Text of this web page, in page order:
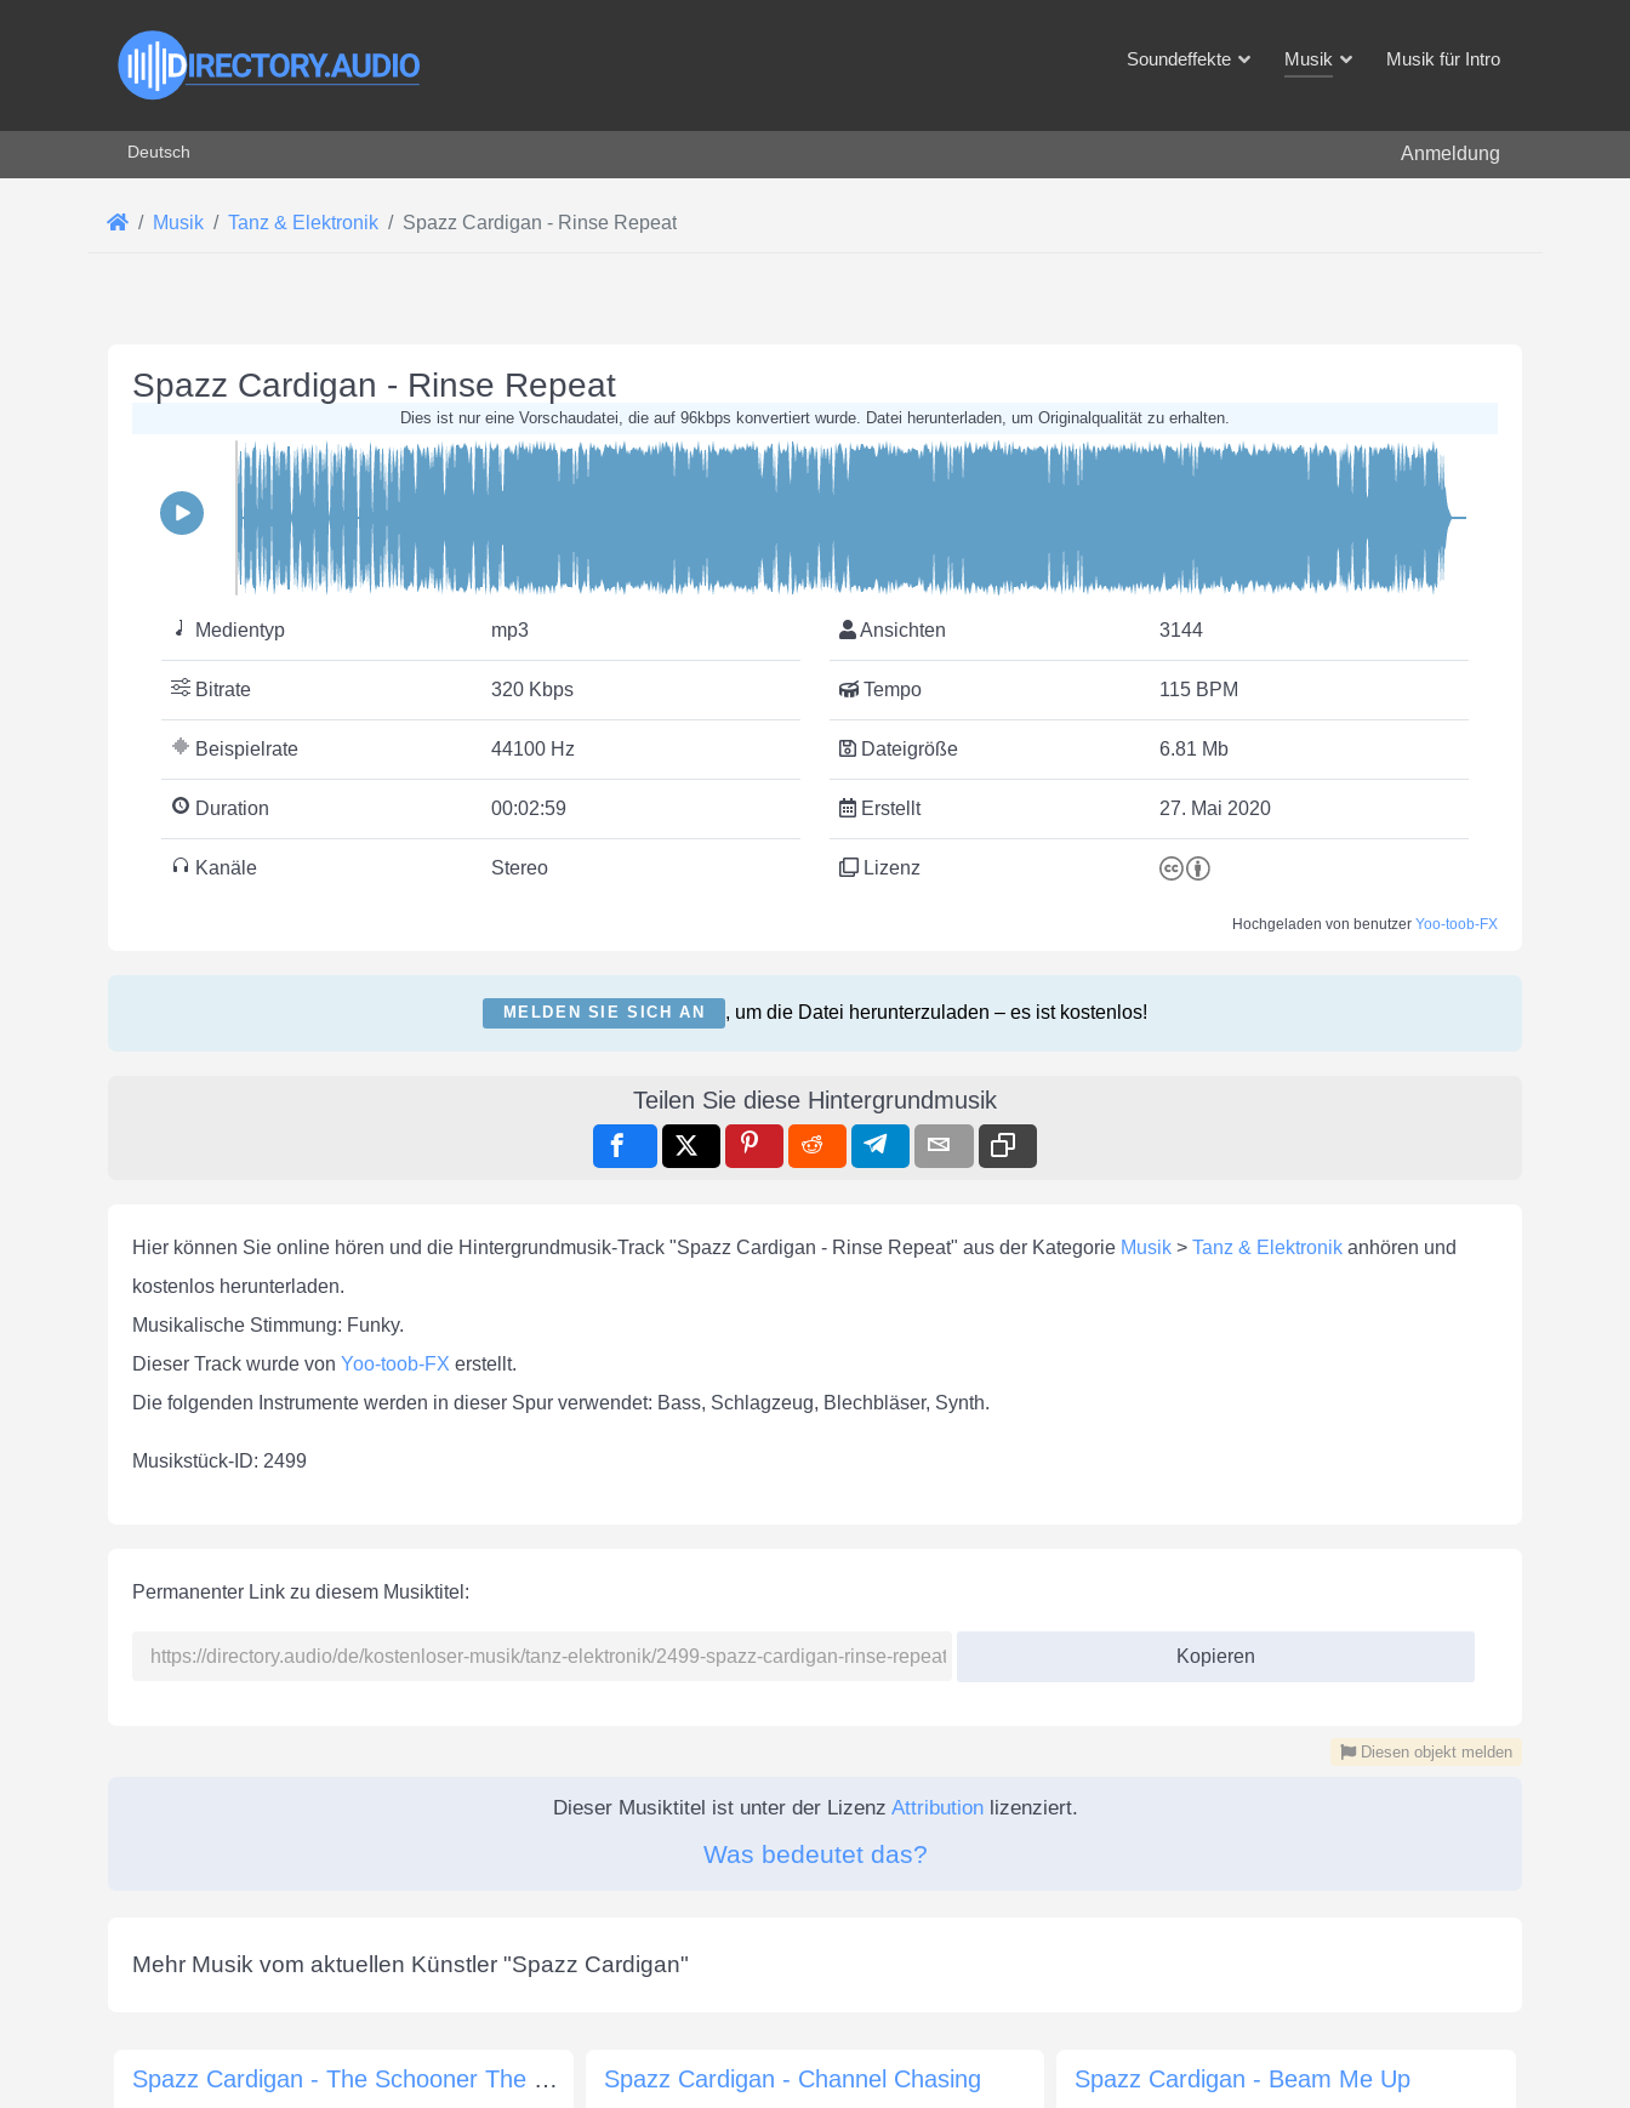
Soundeffekte Musik Musik für Intro
Sprache auswählen
Deutsch Anmeldung
Musik Tanz & Elektronik Spazz Cardigan - Rinse Repeat
Spazz Cardigan - Rinse Repeat
Dies ist nur eine Vorschaudatei, die auf 96kbps konvertiert wurde. Datei herunterladen, um Originalqualität zu erhalten.
Medientyp mp3
Bitrate 320 Kbps
Beispielrate 44100 Hz
Duration 00:02:59
Kanäle Stereo
Ansichten 3144
Tempo 115 BPM
Dateigröße 6.81 Mb
Erstellt 27. Mai 2020
Lizenz
Hochgeladen von benutzer Yoo-toob-FX
MELDEN SIE SICH AN , um die Datei herunterzuladen – es ist kostenlos!
Teilen Sie diese Hintergrundmusik
Hier können Sie online hören und die Hintergrundmusik-Track "Spazz Cardigan - Rinse Repeat" aus der Kategorie Musik > Tanz & Elektronik anhören und
kostenlos herunterladen.
Musikalische Stimmung: Funky.
Dieser Track wurde von Yoo-toob-FX erstellt.
Die folgenden Instrumente werden in dieser Spur verwendet: Bass, Schlagzeug, Blechbläser, Synth.
Musikstück-ID: 2499
Permanenter Link zu diesem Musiktitel:
Kopieren
Diesen objekt melden
Dieser Musiktitel ist unter der Lizenz Attributionlizenziert.
Was bedeutet das?
Mehr Musik vom aktuellen Künstler "Spazz Cardigan"
Spazz Cardigan - The Schooner The Better Spazz Cardigan - Channel Chasing Spazz Cardigan - Beam Me Up